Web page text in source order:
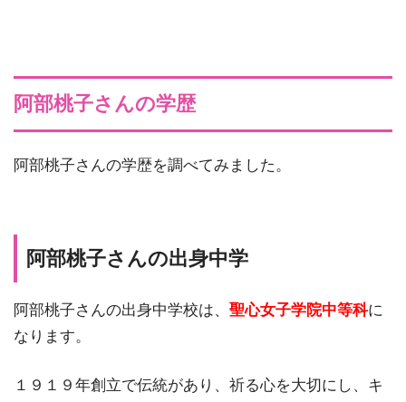
阿部桃子さんの学歴
阿部桃子さんの学歴を調べてみました。
阿部桃子さんの出身中学
阿部桃子さんの出身中学校は、 聖心女子学院中等科に
なります。
１９１９年創立で伝統があり、祈る心を大切にし、キ